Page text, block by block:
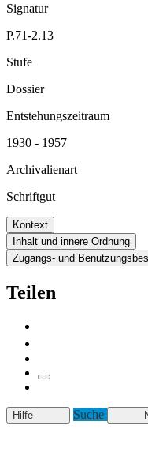
Signatur
P.71-2.13
Stufe
Dossier
Entstehungszeitraum
1930 - 1957
Archivalienart
Schriftgut
Kontext
Inhalt und innere Ordnung
Zugangs- und
Teilen
Hilfe Suche